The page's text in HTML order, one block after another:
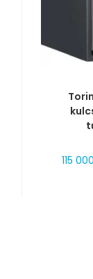
115 000